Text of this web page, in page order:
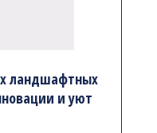
ландшафтных
и уют